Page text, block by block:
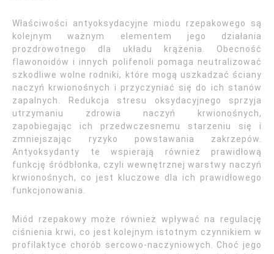
Właściwości antyoksydacyjne miodu rzepakowego są
kolejnym ważnym elementem jego działania
prozdrowotnego dla układu krążenia. Obecność
flawonoidów i innych polifenoli pomaga neutralizować
szkodliwe wolne rodniki, które mogą uszkadzać ściany
naczyń krwionośnych i przyczyniać się do ich stanów
zapalnych. Redukcja stresu oksydacyjnego sprzyja
utrzymaniu zdrowia naczyń krwionośnych,
zapobiegając ich przedwczesnemu starzeniu się i
zmniejszając ryzyko powstawania zakrzepów.
Antyoksydanty te wspierają również prawidłową
funkcję śródbłonka, czyli wewnętrznej warstwy naczyń
krwionośnych, co jest kluczowe dla ich prawidłowego
funkcjonowania.
Miód rzepakowy może również wpływać na regulację
ciśnienia krwi, co jest kolejnym istotnym czynnikiem w
profilaktyce chorób sercowo-naczyniowych. Choć jego